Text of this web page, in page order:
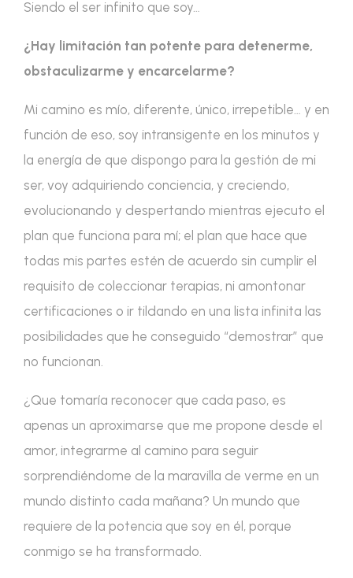
Siendo el ser infinito que soy…
¿Hay limitación tan potente para detenerme,
obstaculizarme y encarcelarme?
Mi camino es mío, diferente, único, irrepetible… y en
función de eso, soy intransigente en los minutos y
la energía de que dispongo para la gestión de mi
ser, voy adquiriendo conciencia, y creciendo,
evolucionando y despertando mientras ejecuto el
plan que funciona para mí; el plan que hace que
todas mis partes estén de acuerdo sin cumplir el
requisito de coleccionar terapias, ni amontonar
certificaciones o ir tildando en una lista infinita las
posibilidades que he conseguido “demostrar” que
no funcionan.
¿Que tomaría reconocer que cada paso, es
apenas un aproximarse que me propone desde el
amor, integrarme al camino para seguir
sorprendiéndome de la maravilla de verme en un
mundo distinto cada mañana? Un mundo que
requiere de la potencia que soy en él, porque
conmigo se ha transformado.